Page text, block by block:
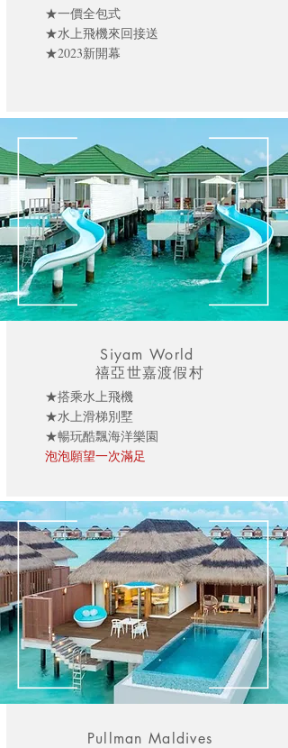
★一價全包式
★水上飛機來回接送
★2023新開幕
Siyam World
禧亞世嘉渡假村
★搭乘水上飛機
★水上滑梯別墅
★暢玩酷飄海洋樂園
泡泡願望一次滿足
Pullman Maldives